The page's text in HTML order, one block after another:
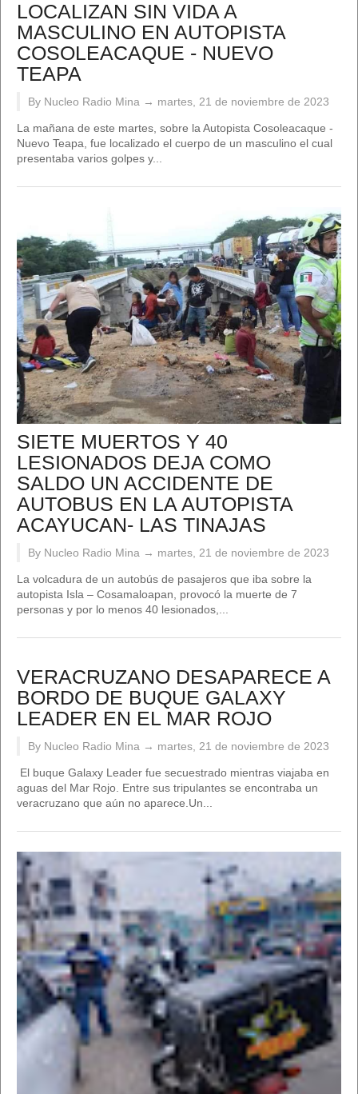
LOCALIZAN SIN VIDA A
MASCULINO EN AUTOPISTA
COSOLEACAQUE - NUEVO
TEAPA
By Nucleo Radio Mina → martes, 21 de noviembre de 2023
La mañana de este martes, sobre la Autopista Cosoleacaque -
Nuevo Teapa, fue localizado el cuerpo de un masculino el cual
presentaba varios golpes y...
SIETE MUERTOS Y 40
LESIONADOS DEJA COMO
SALDO UN ACCIDENTE DE
AUTOBUS EN LA AUTOPISTA
ACAYUCAN- LAS TINAJAS
By Nucleo Radio Mina → martes, 21 de noviembre de 2023
La volcadura de un autobús de pasajeros que iba sobre la
autopista Isla – Cosamaloapan, provocó la muerte de 7
personas y por lo menos 40 lesionados,...
VERACRUZANO DESAPARECE A
BORDO DE BUQUE GALAXY
LEADER EN EL MAR ROJO
By Nucleo Radio Mina → martes, 21 de noviembre de 2023
El buque Galaxy Leader fue secuestrado mientras viajaba en
aguas del Mar Rojo. Entre sus tripulantes se encontraba un
veracruzano que aún no aparece.Un...